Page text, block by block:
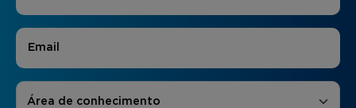
E-mail
Áreas de Interesse
Área de conhecimento